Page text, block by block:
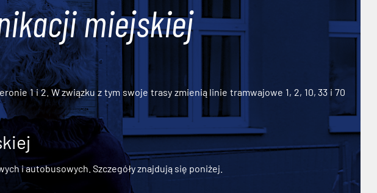
miejskiej
1 i 2. W związku z tym swoje trasy zmienią linie tramwajowe 1, 2, 10, 33 i 70
i autobusowych. Szczegóły znajdują się poniżej.